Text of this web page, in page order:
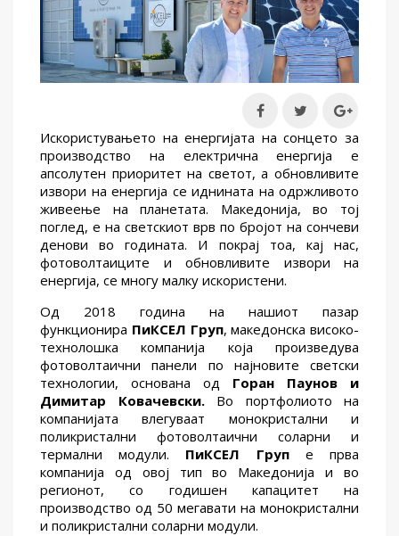
Искористувањето на енергијата на сонцето за
производство на електрична енергија е
апсолутен приоритет на светот, а обновливите
извори на енергија се иднината на одржливото
живеење на планетата. Македонија, во тој
поглед, е на светскиот врв по бројот на сончеви
денови во годината. И покрај тоа, кај нас,
фотоволтаиците и обновливите извори на
енергија, се многу малку искористени.
Од 2018 година на нашиот пазар
функционира ПиКСЕЛ Груп, македонска високо-
технолошка компанија која произведува
фотоволтаични панели по најновите светски
технологии, основана од Горан Паунов и
Димитар Ковачевски.Во портфолиото на
компанијата влегуваат монокристални и
поликристални фотоволтаични соларни и
термални модули. ПиКСЕЛ Групе прва
компанија од овој тип во Македонија и во
регионот, со годишен капацитет на
производство од 50 мегавати на монокристални
и поликристални соларни модули.